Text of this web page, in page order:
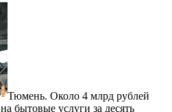
Тюмень. Около 4 млрд рублей
бытовые услуги за десять